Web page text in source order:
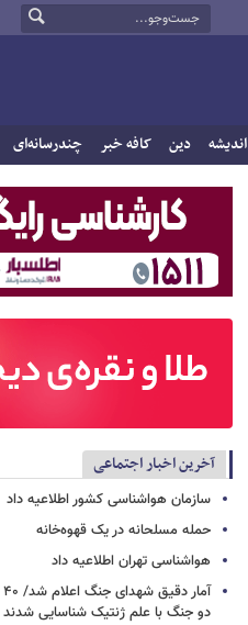
اندیشه دین کافه خبر چندرسانه‌ای
آخرین اخبار اجتماعی
سازمان هواشناسی کشور اطلاعیه داد
حمله مسلحانه در یک قهوه‌خانه
هواشناسی تهران اطلاعیه داد
دو جنگ با علم ژنتیک شناسایی شدند